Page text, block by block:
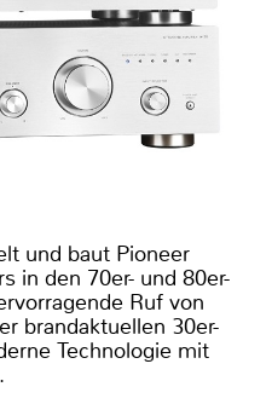
und baut Pioneer
in den 70er- und 80er-
Ruf von
brandaktuellen 30er-
Technologie mit